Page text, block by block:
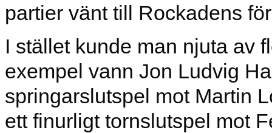
partier vänt till Rockadens
I stället kunde man njuta av
exempel vann Jon Ludvig
springarslutspel mot Martin
ett finurligt tornslutspel mot